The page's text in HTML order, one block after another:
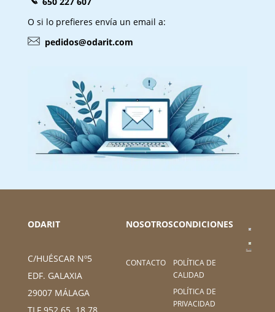
O si lo prefieres envía un email a:
pedidos@odarit.com
ODARIT
C/HUÉSCAR Nº5
EDF. GALAXIA
29007 MÁLAGA
NOSOTROS
CONTACTO
CONDICIONES
POLÍTICA DE
CALIDAD
POLÍTICA DE
PRIVACIDAD